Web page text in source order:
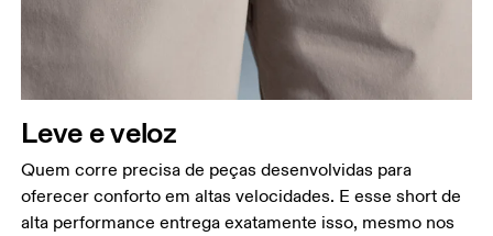
Meça ao redor da parte mais larga do quadril.
ombros. Meça ao redor da parte mais larga da
coxa.
Entreperna
Fique em pé, com os pés ligeiramente afastados e
Leve e veloz
Quem corre precisa de peças desenvolvidas para
oferecer conforto em altas velocidades. E esse short de
alta performance entrega exatamente isso, mesmo nos